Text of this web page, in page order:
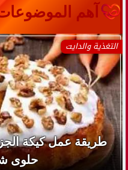
آهم
التغذية والدايت
طريقة عمل كيكة
حلوى